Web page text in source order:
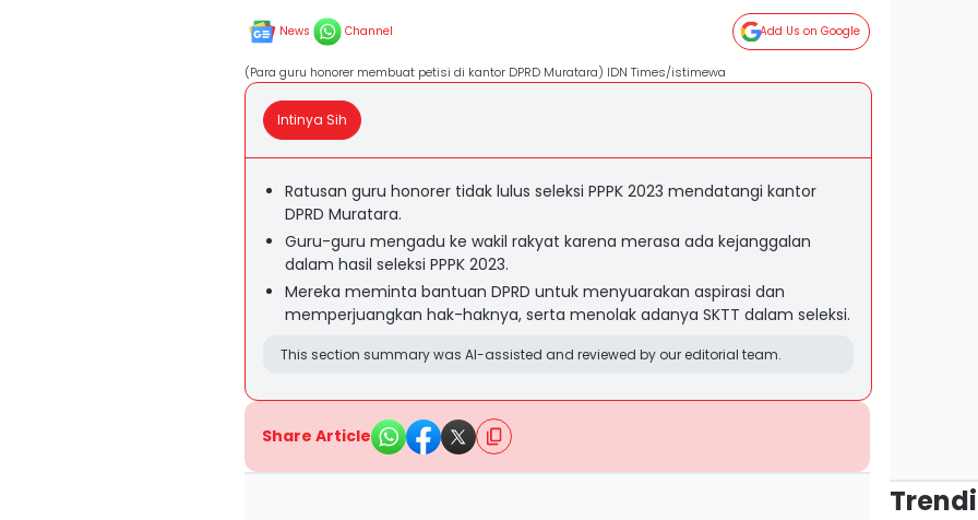
News Channel Add Us on Google
(Para guru honorer membuat petisi di kantor DPRD Muratara) IDN Times/istimewa
Intinya Sih
Ratusan guru honorer tidak lulus seleksi PPPK 2023 mendatangi kantor
DPRD Muratara.
Guru-guru mengadu ke wakil rakyat karena merasa ada kejanggalan
dalam hasil seleksi PPPK 2023.
Mereka meminta bantuan DPRD untuk menyuarakan aspirasi dan
memperjuangkan hak-haknya, serta menolak adanya SKTT dalam seleksi.
This section summary was AI-assisted and reviewed by our editorial team.
Share Article